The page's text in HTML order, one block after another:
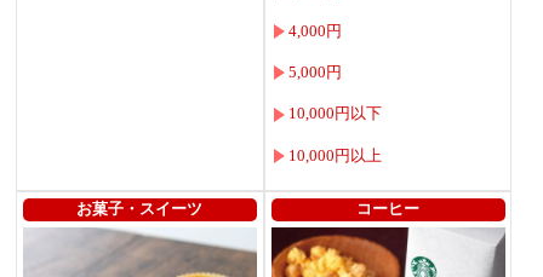
4,000円
5,000円
10,000円以下
10,000円以上
お菓子・スイーツ コーヒー